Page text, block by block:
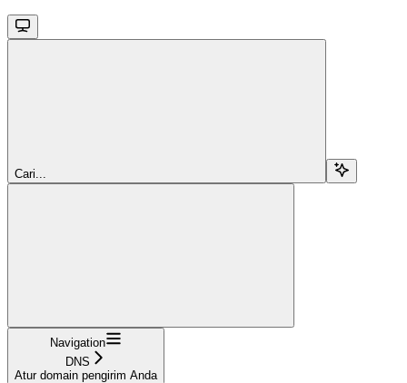
Cari...
Navigation
DNS
Atur domain pengirim Anda